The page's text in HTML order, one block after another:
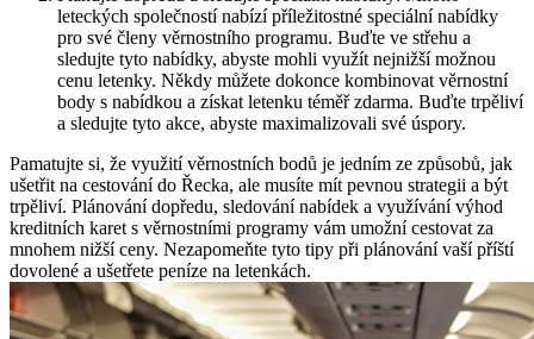
leteckých společností nabízí příležitostné speciální nabídky
pro své členy věrnostního programu. Buďte ve střehu a
sledujte tyto nabídky, abyste mohli využít nejnižší možnou
cenu letenky. Někdy můžete dokonce kombinovat věrnostní
body s nabídkou a získat letenku téměř zdarma. Buďte trpěliví
a sledujte tyto akce, abyste maximalizovali své úspory.
Pamatujte si, že využití věrnostních bodů je jedním ze způsobů, jak
ušetřit na cestování do Řecka, ale musíte mít pevnou strategii a být
trpěliví. Plánování dopředu, sledování nabídek a využívání výhod
kreditních karet s věrnostními programy vám umožní cestovat za
mnohem nižší ceny. Nezapomeňte tyto tipy při plánování vaší příští
dovolené a ušetřete peníze na letenkách.